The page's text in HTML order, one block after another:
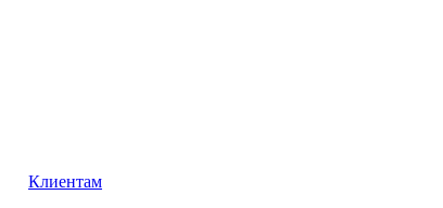
Клиентам